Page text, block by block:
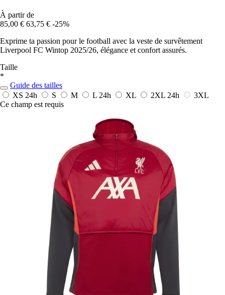
À partir de
85,00 € 63,75 € -25%
Exprime ta passion pour le football avec la veste de survêtement
Liverpool FC Wintop 2025/26, élégance et confort assurés.
Taille
*
Guide des tailles
XS 24h S M L 24h XL 2XL 24h
3XL
Ce champ est requis